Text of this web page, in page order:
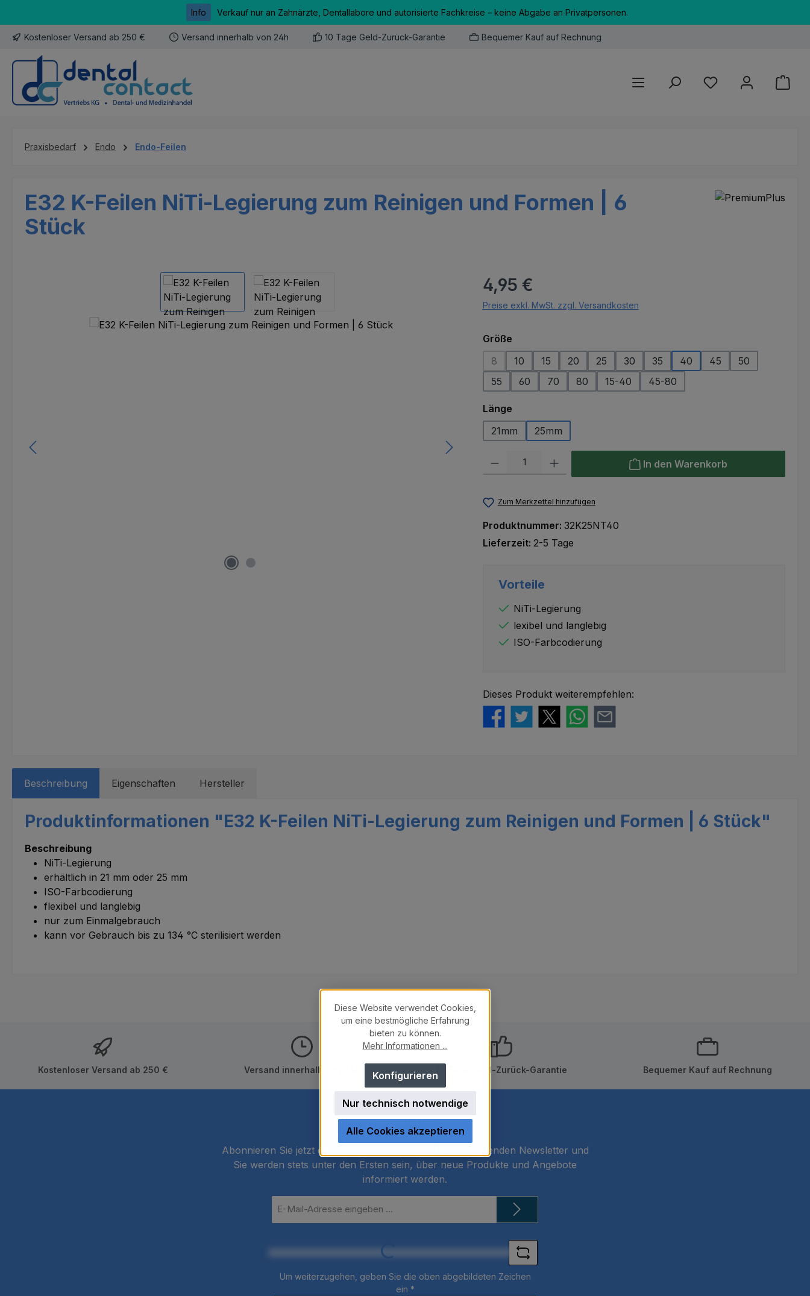
Info Verkauf nur an Zahnärzte, Dentallabore und autorisierte Fachkreise – keine Abgabe an Privatpersonen.
Kostenloser Versand ab 250 € Versand innerhalb von 24h 10 Tage Geld-Zurück-Garantie Bequemer Kauf auf Rechnung
Du hast 0 Produkte
Praxisbedarf Endo Endo-Feilen
E32 K-Feilen NiTi-Legierung zum Reinigen und Formen | 6
Stück
Regulärer Preis:
4,95 €
Preise exkl. MwSt. zzgl. Versandkosten
Größeauswählen
8
(Diese Option ist zurzeit nicht verfügbar.)
10 15 20 25 30 35 40 45
50
55
60 70 80 15-40 45-80
Längeauswählen
21mm
25mm
Produkt Anzahl: Gib den gewünschten Wert ein oder benutze die Schaltflächen
In den Warenkorb
Zum Merkzettel hinzufügen
Produktnummer: 32K25NT40
Lieferzeit: 2-5 Tage
Vorteile
NiTi-Legierung
lexibel und langlebig
ISO-Farbcodierung
Dieses Produkt weiterempfehlen:
Beschreibung Eigenschaften Hersteller
Produktinformationen "E32 K-Feilen NiTi-Legierung zum Reinigen und Formen | 6 Stück"
Beschreibung
NiTi-Legierung
erhältlich in 21 mm oder 25 mm
ISO-Farbcodierung
flexibel und langlebig
nur zum Einmalgebrauch
kann vor Gebrauch bis zu 134 °C sterilisiert werden
Kostenloser Versand ab 250 € Versand innerhalb von 24h 10 Tage Geld-Zurück-Garantie Bequemer Kauf auf Rechnung
Newsletter
Abonnieren Sie jetzt einfach unseren regelmäßig erscheinenden Newsletter und
Sie werden stets unter den Ersten sein, über neue Produkte und Angebote
informiert werden.
Mail-
Loading...
Um weiterzugehen, geben Sie die oben abgebildeten Zeichen
ein *
Diese Website verwendet Cookies,
um eine bestmögliche Erfahrung
bieten zu können.
Mehr Informationen ...
Nur technisch notwendige
Konfigurieren
Alle Cookies akzeptieren